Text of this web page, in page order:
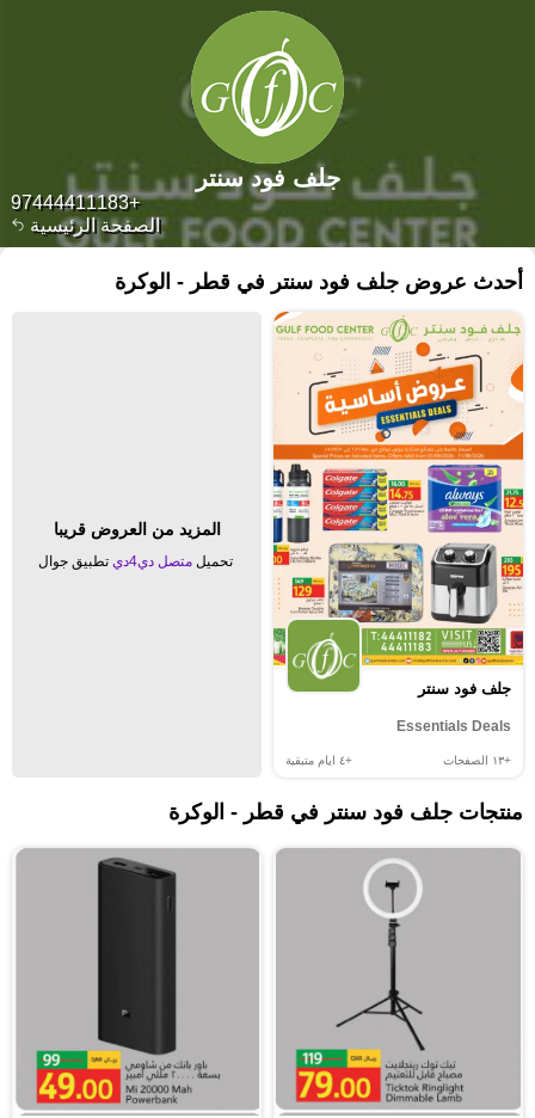
الصفحة الرئيسية
+97444411183
جلف فود سنتر
أحدث عروض جلف فود سنتر في قطر - الوكرة
جلف فود سنتر
Essentials Deals
+١٣ الصفحات +٤ ايام متبقية
المزيد من العروض قريبا
تحميل متصل دي4دي تطبيق جوال
منتجات جلف فود سنتر في قطر - الوكرة